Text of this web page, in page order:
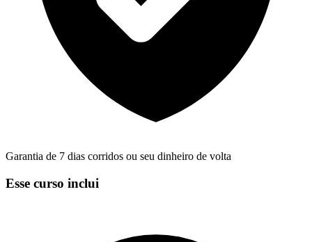
Garantia de 7 dias corridos ou seu dinheiro de volta
Esse curso inclui